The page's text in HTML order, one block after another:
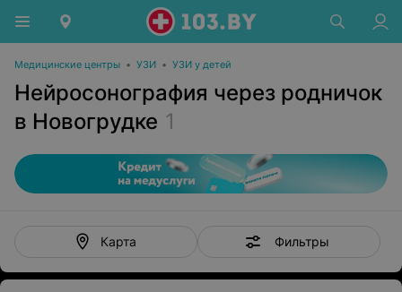
Медицинские центры • УЗИ • УЗИ у детей
Нейросонография через родничок
в Новогрудке 1
Карта Фильтры